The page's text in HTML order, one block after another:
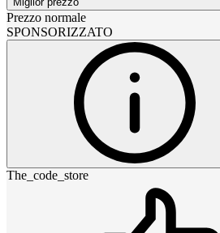
Prezzo normale
SPONSORIZZATO
The_code_store